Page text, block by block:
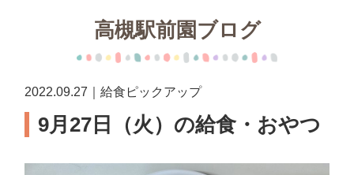
高槻駅前園ブログ
2022.09.27｜給食ピックアップ
9月27日（火）の給食・おやつ